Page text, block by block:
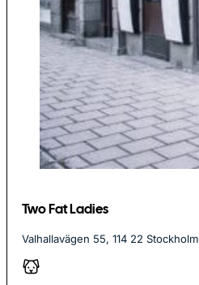
Two Fat Ladies
Valhallavägen 55, 114 22 Stockholm